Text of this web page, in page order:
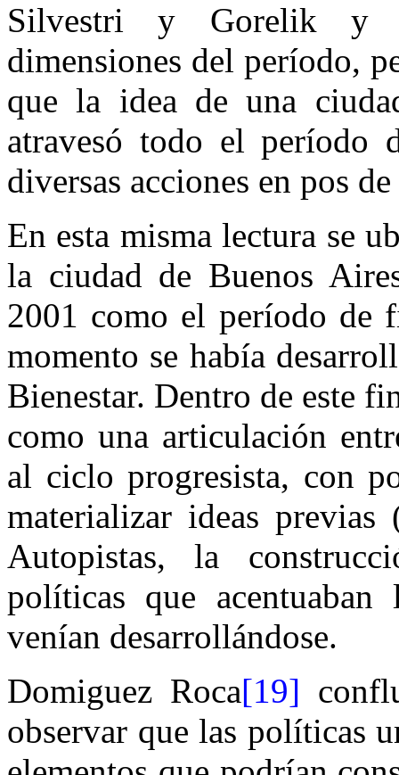
Silvestri y Gorelik y
dimensiones del período,
que la idea de una
atravesó todo el período
diversas acciones en pos de
En esta misma lectura se
la ciudad de Buenos
2001 como el período de
momento se había
Bienestar. Dentro de este
como una articulación
al ciclo progresista, con
materializar ideas
Autopistas, la
políticas que acentuaban
venían desarrollándose.
Domiguez Roca[19]
observar que las políticas